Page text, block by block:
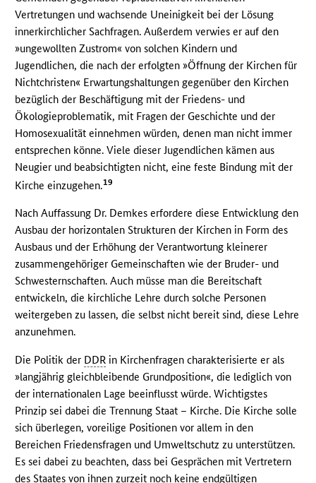
Vertretungen und wachsende Uneinigkeit bei der Lösung
innerkirchlicher Sachfragen. Außerdem verwies er auf den
»ungewollten Zustrom« von solchen Kindern und
Jugendlichen, die nach der erfolgten »Öffnung der Kirchen für
Nichtchristen« Erwartungshaltungen gegenüber den Kirchen
bezüglich der Beschäftigung mit der Friedens- und
Ökologieproblematik, mit Fragen der Geschichte und der
Homosexualität einnehmen würden, denen man nicht immer
entsprechen könne. Viele dieser Jugendlichen kämen aus
Neugier und beabsichtigten nicht, eine feste Bindung mit der
Kirche einzugehen.19
Nach Auffassung Dr. Demkes erfordere diese Entwicklung den
Ausbau der horizontalen Strukturen der Kirchen in Form des
Ausbaus und der Erhöhung der Verantwortung kleinerer
zusammengehöriger Gemeinschaften wie der Bruder- und
Schwesternschaften. Auch müsse man die Bereitschaft
entwickeln, die kirchliche Lehre durch solche Personen
weitergeben zu lassen, die selbst nicht bereit sind, diese Lehre
anzunehmen.
Die Politik der DDR in Kirchenfragen charakterisierte er als
»langjährig gleichbleibende Grundposition«, die lediglich von
der internationalen Lage beeinflusst würde. Wichtigstes
Prinzip sei dabei die Trennung Staat – Kirche. Die Kirche solle
sich überlegen, voreilige Positionen vor allem in den
Bereichen Friedensfragen und Umweltschutz zu unterstützen.
Es sei dabei zu beachten, dass bei Gesprächen mit Vertretern
des Staates von ihnen zurzeit noch keine endgültigen